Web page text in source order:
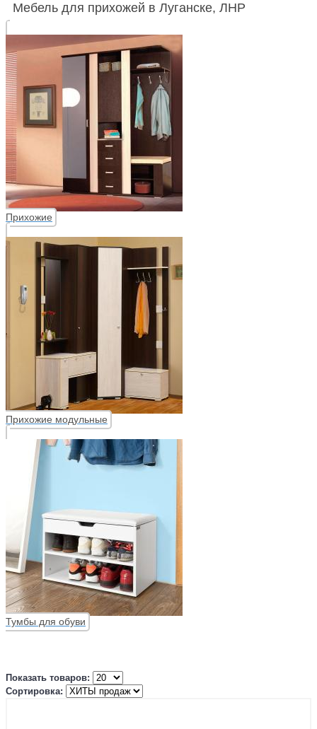
Мебель для прихожей в Луганске, ЛНР
Прихожие
Прихожие модульные
Тумбы для обуви
Показать товаров:
Сортировка: